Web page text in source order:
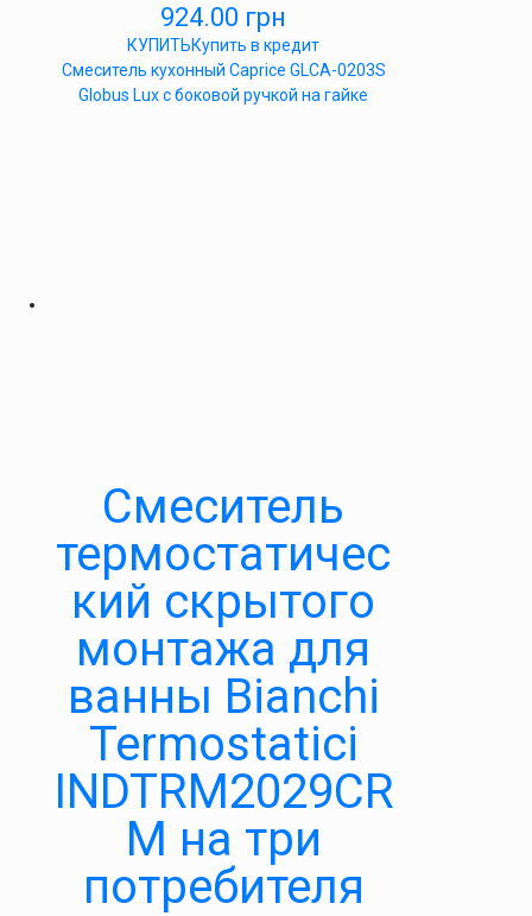
924.00 грн
КУПИТЬКупить в кредит
Смеситель кухонный Caprice GLCA-0203S
Globus Lux с боковой ручкой на гайке
Смеситель
термостатичес
кий скрытого
монтажа для
ванны Bianchi
Termostatici
INDTRM2029CR
M на три
потребителя